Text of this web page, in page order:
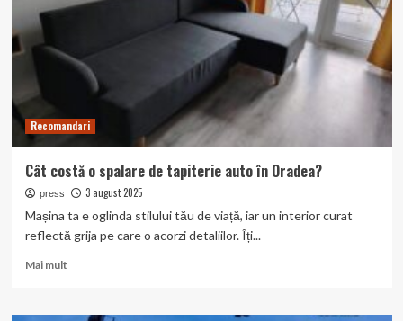
din
Recomandari
Cât costă o spalare de tapiterie auto în Oradea?
press 3 august 2025
Mașina ta e oglinda stilului tău de viață, iar un interior curat
reflectă grija pe care o acorzi detaliilor. Îți...
Mai multRead
Cât